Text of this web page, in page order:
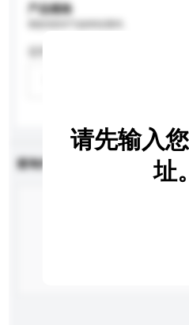
产品规格
查询内容
请先输入
址。